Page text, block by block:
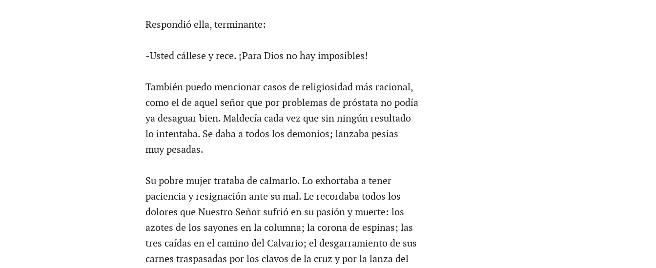
Respondió ella, terminante:
-Usted cállese y rece. ¡Para Dios no hay imposibles!
También puedo mencionar casos de religiosidad más racional,
como el de aquel señor que por problemas de próstata no podía
ya desaguar bien. Maldecía cada vez que sin ningún resultado
lo intentaba. Se daba a todos los demonios; lanzaba pesias
muy pesadas.
Su pobre mujer trataba de calmarlo. Lo exhortaba a tener
paciencia y resignación ante su mal. Le recordaba todos los
dolores que Nuestro Señor sufrió en su pasión y muerte: los
azotes de los sayones en la columna; la corona de espinas; las
tres caídas en el camino del Calvario; el desgarramiento de sus
carnes traspasadas por los clavos de la cruz y por la lanza del